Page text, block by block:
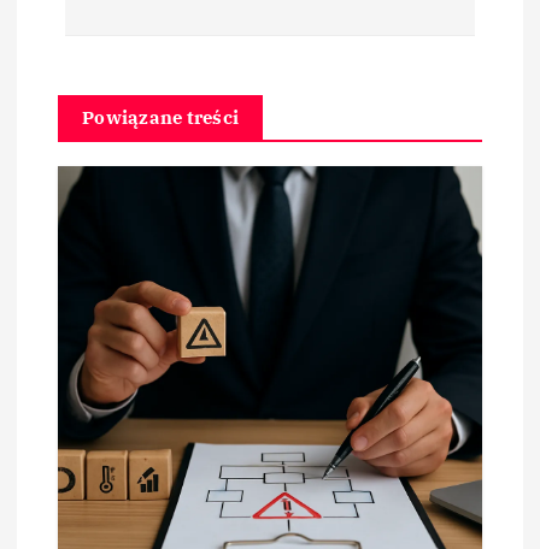
g
a
c
w
p
Powiązane treści